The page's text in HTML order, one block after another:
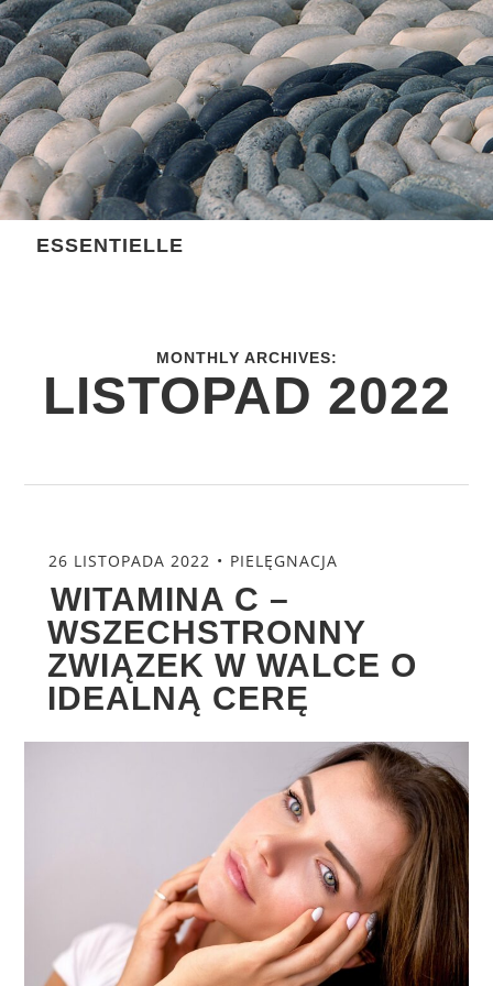
Skip
to
content
ESSENTIELLE
MONTHLY ARCHIVES:
LISTOPAD 2022
26 LISTOPADA 2022 PIELĘGNACJA
WITAMINA C –
WSZECHSTRONNY
ZWIĄZEK W WALCE O
IDEALNĄ CERĘ